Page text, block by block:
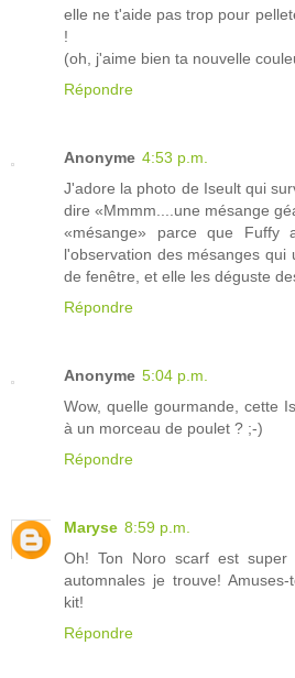
elle ne t'aide pas trop pour
!
(oh, j'aime bien ta nouvelle
Répondre
Anonyme 4:53 p.m.
J'adore la photo de Iseult qui
dire «Mmmm....une mésange
«mésange» parce que Fuffy
l'observation des mésanges qui
de fenêtre, et elle les déguste
Répondre
Anonyme 5:04 p.m.
Wow, quelle gourmande, cette
à un morceau de poulet ? ;-)
Répondre
Maryse 8:59 p.m.
Oh! Ton Noro scarf est super
automnales je trouve!
kit!
Répondre